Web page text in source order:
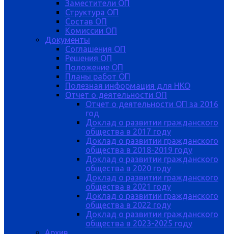
Заместители ОП
Структура ОП
Состав ОП
Комиссии ОП
Документы
Соглашения ОП
Решения ОП
Положение ОП
Планы работ ОП
Полезная информация для НКО
Отчет о деятельности ОП
Отчет о деятельности ОП за 2016
год
Доклад о развитии гражданского
общества в 2017 году
Доклад о развитии гражданского
общества в 2018-2019 году
Доклад о развитии гражданского
общества в 2020 году
Доклад о развитии гражданского
общества в 2021 году
Доклад о развитии гражданского
общества в 2022 году
Доклад о развитии гражданского
общества в 2023-2025 году